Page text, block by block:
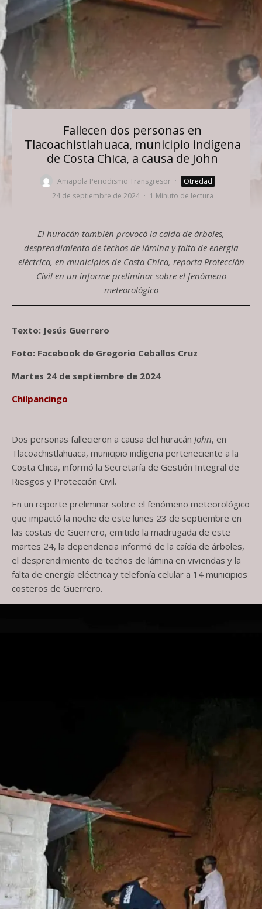
Fallecen dos personas en
Tlacoachistlahuaca, municipio indígena
de Costa Chica, a causa de John
Amapola Periodismo Transgresor · Otredad
·
24 de septiembre de 2024 · 1 Minuto de lectura
El huracán también provocó la caída de árboles,
desprendimiento de techos de lámina y falta de energía
eléctrica, en municipios de Costa Chica, reporta Protección
Civil en un informe preliminar sobre el fenómeno
meteorológico
Texto: Jesús Guerrero
Foto: Facebook de Gregorio Ceballos Cruz
Martes 24 de septiembre de 2024
Chilpancingo
Dos personas fallecieron a causa del huracán John, en
Tlacoachistlahuaca, municipio indígena perteneciente a la
Costa Chica, informó la Secretaría de Gestión Integral de
Riesgos y Protección Civil.
En un reporte preliminar sobre el fenómeno meteorológico
que impactó la noche de este lunes 23 de septiembre en
las costas de Guerrero, emitido la madrugada de este
martes 24, la dependencia informó de la caída de árboles,
el desprendimiento de techos de lámina en viviendas y la
falta de energía eléctrica y telefonía celular a 14 municipios
costeros de Guerrero.